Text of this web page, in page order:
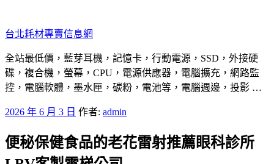
至
主
要
內
容
台北耗材專賣信息網
全站最低價，藍芽耳機，記憶卡，行動電源，SSD，外接硬
碟，複合機，螢幕，CPU，電源供應器，電腦擴充，網路監
控，電腦軟體，墨水匣，碳粉，電池等，電腦週邊，投影 …
發
於
2026 年 6 月 3 日 作者: admin
便秘保健食品的老花雷射推薦眼科診所